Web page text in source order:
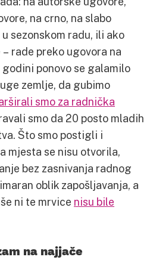
na crno, na slabo
sezonskom radu, ili ako
rade preko ugovora na
ponovo se galamilo
zemlje, da gubimo
smo za radnička
smo da 20 posto mladih
Što smo postigli i
mjesta se nisu otvorila,
bez zasnivanja radnog
oblik zapošljavanja, a
ni te mrvice nisu bile
na najjače